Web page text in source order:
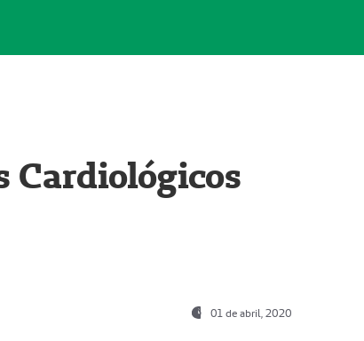
Cardiológicos
01 de abril, 2020